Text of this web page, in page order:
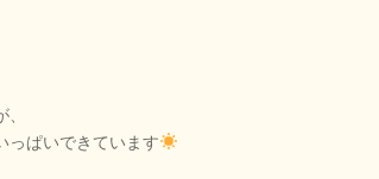
ぱいできています